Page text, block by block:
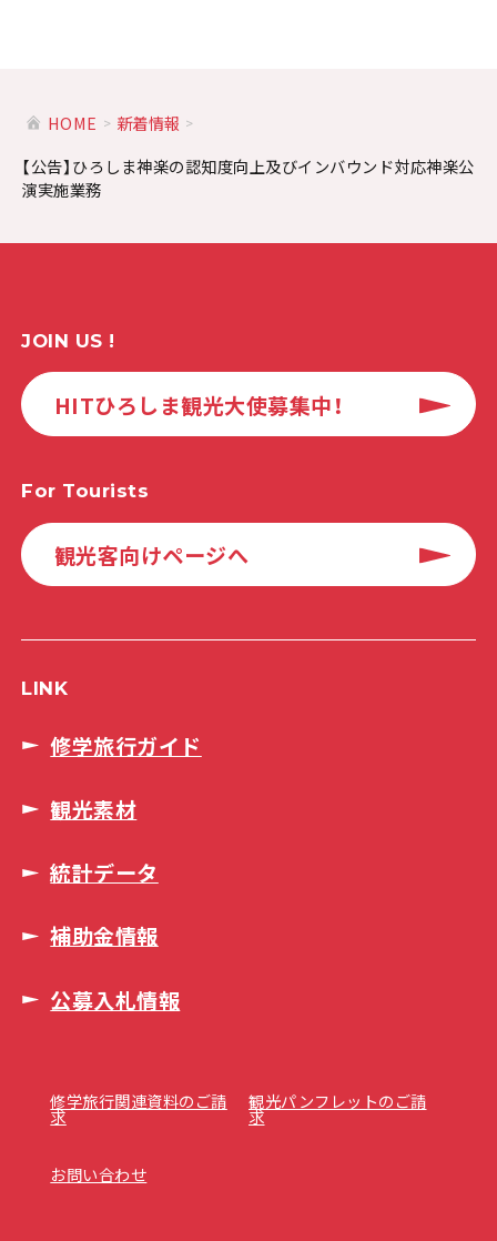
HOME
新着情報
【公告】ひろしま神楽の認知度向上及びインバウンド対応神楽公
演実施業務
JOIN US !
HITひろしま観光大使募集中！
For Tourists
観光客向けページへ
LINK
修学旅行ガイド
観光素材
統計データ
補助金情報
公募入札情報
修学旅行関連資料のご請
求
観光パンフレットのご請
求
お問い合わせ